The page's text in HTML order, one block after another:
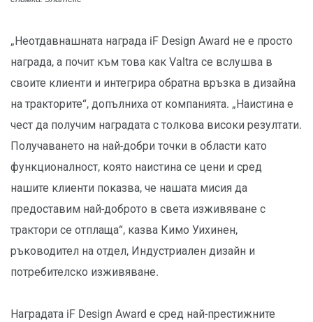
„Неотдавнашната награда iF Design Award не е просто
награда, а почит към това как Valtra се вслушва в
своите клиенти и интегрира обратна връзка в дизайна
на тракторите“, допълниха от компанията. „Наистина е
чест да получим наградата с толкова високи резултати.
Получаването на най-добри точки в области като
функционалност, която наистина се цени и сред
нашите клиенти показва, че нашата мисия да
предоставим най-доброто в света изживяване с
трактори се отплаща“, казва Кимо Уихинен,
ръководител на отдел, Индустриален дизайн и
потребителско изживяване.
Наградата iF Design Award е сред най-престижните